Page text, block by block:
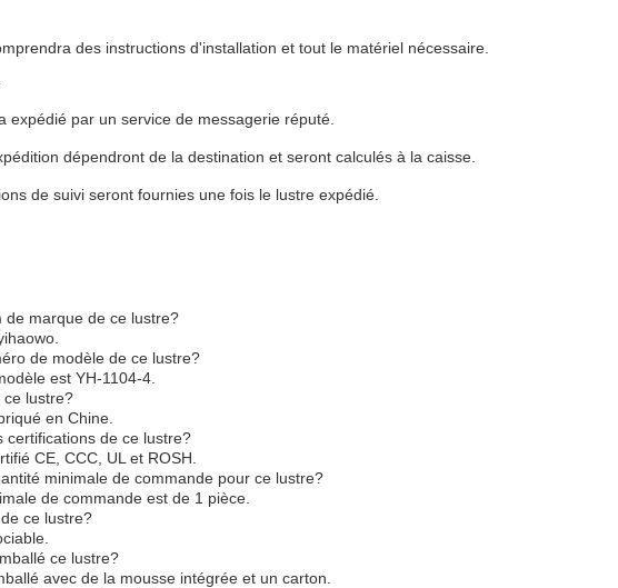
des instructions d'installation et tout le matériel nécessaire.
expédié par un service de messagerie réputé.
dépendront de la destination et seront calculés à la caisse.
de suivi seront fournies une fois le lustre expédié.
de marque de ce lustre?
de modèle de ce lustre?
est YH-1104-4.
ce lustre?
en Chine.
certifications de ce lustre?
CE, CCC, UL et ROSH.
minimale de commande pour ce lustre?
de commande est de 1 pièce.
ce lustre?
ce lustre?
avec de la mousse intégrée et un carton.